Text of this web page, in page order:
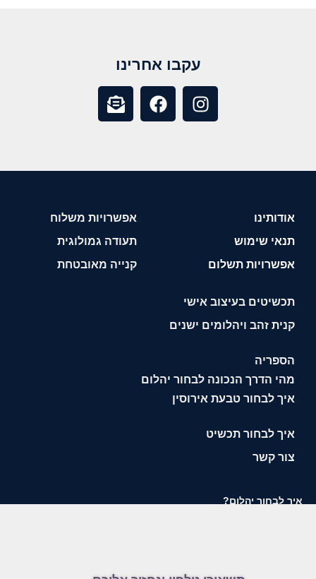
עקבו אחרינו
אודותינו
תנאי שימוש
אפשרויות תשלום
אפשרויות משלוח
תעודה גמולוגית
קנייה מאובטחת
תכשיטים בעיצוב אישי
קנית זהב ויהלומים ישנים
הספריה
מהי הדרך הנכונה לבחור יהלום
איך לבחור טבעת אירוסין
איך לבחור תכשיט
צור קשר
איך לבחור יהלום?